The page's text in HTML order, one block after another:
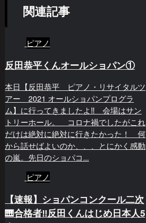
関連記事
ピアノ
反田恭平くんオールショパン①
本日【反田恭平 ピアノ・リサイタルツ
アー 2021 オールショパンプログラ
ム】に行ってきましたよ‼️ 会場はサン
トリーホール。 コロナ禍でしたがこれ
だけは絶対に絶対に行きたかった！ 何
から話せばよいのか、、、とにかく感動
の嵐。先日のショパコ...
ピアノ
【速報】ショパンコンクール二次
🎹合格者‼️反田くんはじめ日本人5